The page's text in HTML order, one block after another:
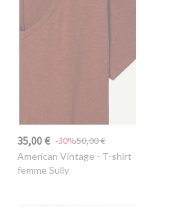
35,00 € 50,00 €
-30%
American Vintage - T-shirt
femme Sully